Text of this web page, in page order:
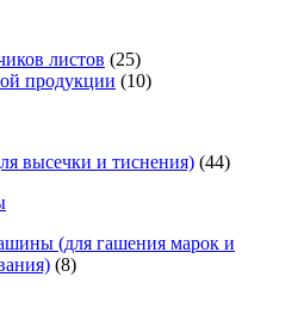
листов (25)
продукции (10)
высечки и тиснения) (44)
(для гашения марок и
(8)